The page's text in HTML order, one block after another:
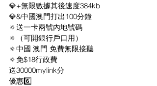
💎+無限數據其後速度384kb
💎&中國澳門打出100分鐘
🔅送一卡兩號內地號碼
🔅（可開銀行戶口用）
🔅中國 澳門 免費無限接聽
🔅免$18行政費
送30000mylink分
優惠6️⃣